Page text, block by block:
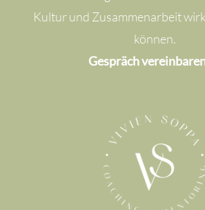
Kultur und Zusammenarbeit
können.
Gespräch